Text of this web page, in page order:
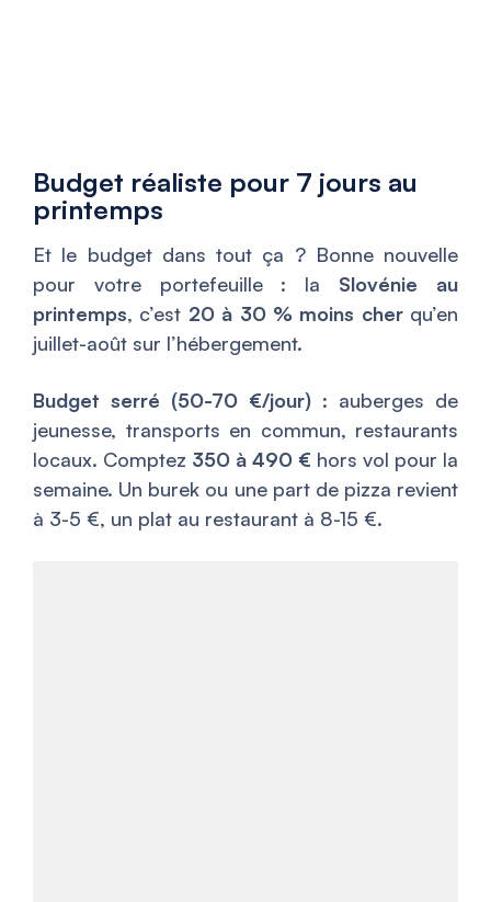
Budget réaliste pour 7 jours au
printemps
Et le budget dans tout ça ? Bonne nouvelle
pour votre portefeuille : la Slovénie au
printemps, c’est 20 à 30 % moins cherqu’en
juillet-août sur l’hébergement.
Budget serré (50-70 €/jour) : auberges de
jeunesse, transports en commun, restaurants
locaux. Comptez 350 à 490 € hors vol pour la
semaine. Un burek ou une part de pizza revient
à 3-5 €, un plat au restaurant à 8-15 €.